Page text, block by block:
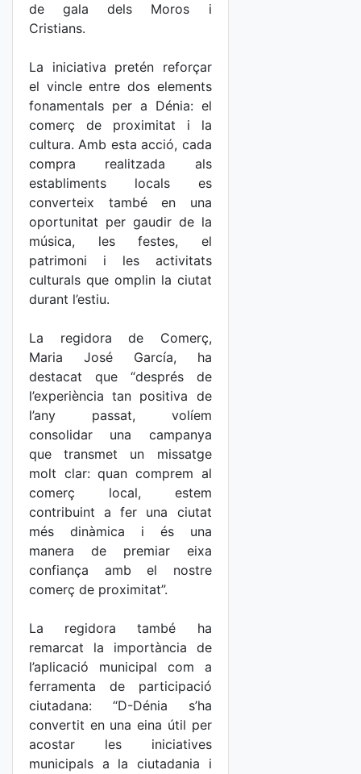
de gala dels Moros i
Cristians.
La iniciativa pretén reforçar
el vincle entre dos elements
fonamentals per a Dénia: el
comerç de proximitat i la
cultura. Amb esta acció, cada
compra realitzada als
establiments locals es
converteix també en una
oportunitat per gaudir de la
música, les festes, el
patrimoni i les activitats
culturals que omplin la ciutat
durant l’estiu.
La regidora de Comerç,
Maria José García, ha
destacat que “després de
l’experiència tan positiva de
l’any passat, volíem
consolidar una campanya
que transmet un missatge
molt clar: quan comprem al
comerç local, estem
contribuint a fer una ciutat
més dinàmica i és una
manera de premiar eixa
confiança amb el nostre
comerç de proximitat”.
La regidora també ha
remarcat la importància de
l’aplicació municipal com a
ferramenta de participació
ciutadana: “D-Dénia s’ha
convertit en una eina útil per
acostar les iniciatives
municipals a la ciutadania i